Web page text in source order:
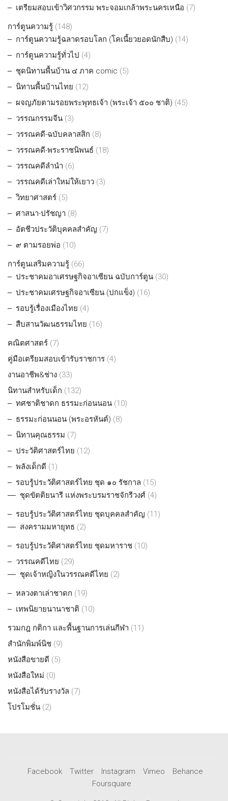
เตรียมสอบเข้าวิศวกรรม พระจอมเกล้าพระนครเหนือ (7)
การ์ตูนความรู้ (148)
การ์ตูนความรู้ฉลาดรอบโลก (โคเนี้ยวยอดนักสืบ) (14)
การ์ตูนความรู้ทั่วไป (4)
ชุดนิทานพื้นบ้าน ๔ ภาค comic (5)
นิทานพื้นบ้านไทย (12)
ผจญภัยตามรอยพระพุทธเจ้า (พระเจ้า ๕๐๐ ชาติ) (45)
วรรณกรรมจีน (3)
วรรณคดี-ฉบับคลาสสิก (8)
วรรณคดี-พระราชนิพนธ์ (18)
วรรณคดีลำนำ (6)
วรรณคดีเล่าใหม่ให้เยาว (3)
วิทยาศาสตร์ (5)
ศาสนา-ปรัชญา (8)
อัตชีวประวัติบุคคลสำคัญ (7)
๙ ตามรอยพ่อ (10)
การ์ตูนเสริมความรู้ (66)
ประชาคมอาเศรษฐกิจอาเซียน ฉบับการ์ตูน (30)
ประชาคมเศรษฐกิจอาเซียน (ปกแข็ง) (16)
รอบรู้เรื่องเมืองไทย (4)
สืบสานวัฒนธรรมไทย (16)
คณิตศาสตร์ (7)
คู่มือเตรียมสอบเข้ารับราชการ (4)
งานอาชีพ&ช่าง (33)
นิทานสำหรับเด็ก (132)
ทศชาติชาดก ธรรมะก่อนนอน (10)
ธรรมะก่อนนอน (พระอรหันต์) (8)
นิทานคุณธรรม (7)
ประวัติศาสตร์ไทย (12)
พลังเด็กดี (1)
รอบรู้ประวัติศาสตร์ไทย ชุด ๑๐ รัชกาล (15)
ชุดขัตติยนารี แห่งพระบรมราชจักรีวงศ์ (4)
รอบรู้ประวัติศาสตร์ไทย ชุดบุคคลสำคัญ (11)
สงครามมหายุทธ (2)
รอบรู้ประวัติศาสตร์ไทย ชุดมหาราช (10)
วรรณคดีไทย (29)
ชุดเจ้าหญิงในวรรณคดีไทย (2)
หลวงตาเล่าชาดก (19)
เทพนิยายนานาชาติ (10)
รวมกฎ กติกา และพื้นฐานการเล่นกีฬา (11)
สำนักพิมพ์นิช (9)
หนังสือขายดี (5)
หนังสือใหม่ (0)
หนังสือได้รับรางวัล (7)
โปรโมชั่น (2)
Facebook Twitter Instagram Vimeo
Behance
Foursquare